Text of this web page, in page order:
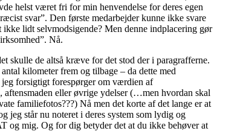
helst været fri for min henvendelse for deres egen
svar”. Den første medarbejder kunne ikke svare
ikke lidt selvmodsigende? Men denne indplacering gør
Nå.
skulle de altså kræve for det stod der i paragrafferne.
kilometer frem og tilbage – da dette med
forsigtigt forespørger om værdien af
eller øvrige ydelser (…men hvordan skal
familiefotos???) Nå men det korte af det lange er at
jeg står nu noteret i deres system som lydig og
og mig. Og for dig betyder det at du ikke behøver at